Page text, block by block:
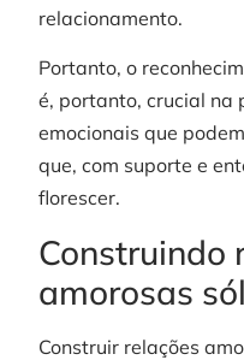
relacionamento.
Portanto, o
é, portanto, crucial na
emocionais que
que, com suporte e
florescer.
Construindo
amorosas
Construir relações